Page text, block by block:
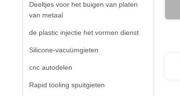
Deeltjes voor het buigen van platen
van metaal
de plastic injectie het vormen dienst
Silicone-vacuümgieten
cnc autodelen
Rapid tooling spuitgieten